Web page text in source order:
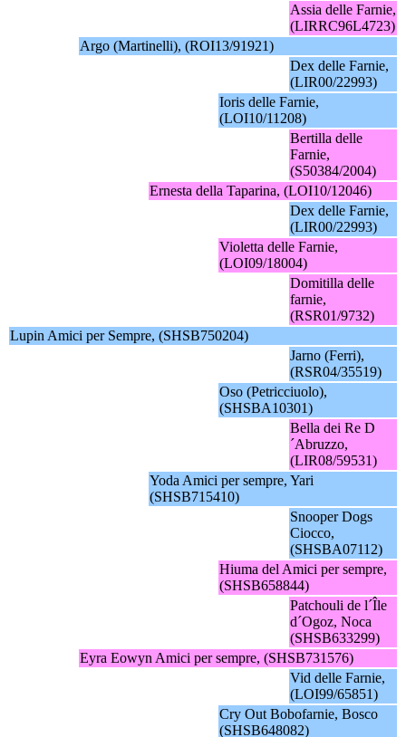
Assia delle Farnie,
(LIRRC96L4723)
Argo (Martinelli), (ROI13/91921)
Dex delle Farnie,
(LIR00/22993)
Ioris delle Farnie,
(LOI10/11208)
Bertilla delle
Farnie,
(S50384/2004)
Ernesta della Taparina, (LOI10/12046)
Dex delle Farnie,
(LIR00/22993)
Violetta delle Farnie,
(LOI09/18004)
Domitilla delle
farnie,
(RSR01/9732)
Lupin Amici per Sempre, (SHSB750204)
Jarno (Ferri),
(RSR04/35519)
Oso (Petricciuolo),
(SHSBA10301)
Bella dei Re D
´Abruzzo,
(LIR08/59531)
Yoda Amici per sempre, Yari
(SHSB715410)
Snooper Dogs
Ciocco,
(SHSBA07112)
Hiuma del Amici per sempre,
(SHSB658844)
Patchouli de l´Île
d´Ogoz, Noca
(SHSB633299)
Eyra Eowyn Amici per sempre, (SHSB731576)
Vid delle Farnie,
(LOI99/65851)
Cry Out Bobofarnie, Bosco
(SHSB648082)